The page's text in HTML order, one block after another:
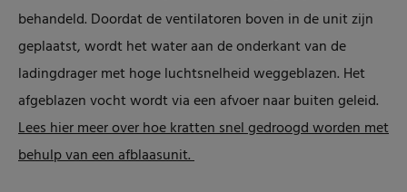
behandeld. Doordat de ventilatoren boven in de unit zijn
geplaatst, wordt het water aan de onderkant van de
ladingdrager met hoge luchtsnelheid weggeblazen. Het
afgeblazen vocht wordt via een afvoer naar buiten geleid.
Lees hier meer over hoe kratten snel gedroogd worden met
behulp van een afblaasunit.